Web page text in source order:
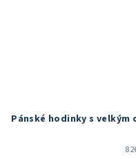
Pánské hodinky s velkým